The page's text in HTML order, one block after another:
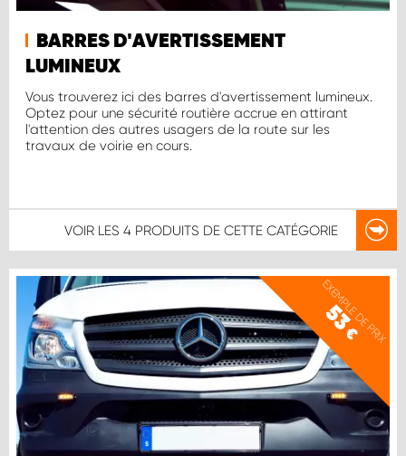
BARRES D'AVERTISSEMENT
LUMINEUX
Vous trouverez ici des barres d'avertissement lumineux.
Optez pour une sécurité routière accrue en attirant
l'attention des autres usagers de la route sur les
travaux de voirie en cours.
VOIR LES 4 PRODUITS DE CETTE CATÉGORIE
EXEMPLE DE PRIX
53
€